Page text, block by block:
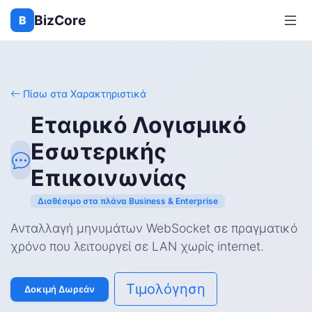
B BizCore
Πίσω στα Χαρακτηριστικά
Εταιρικό Λογισμικό
Εσωτερικής
Επικοινωνίας
Διαθέσιμο στα πλάνα Business & Enterprise
Ανταλλαγή μηνυμάτων WebSocket σε πραγματικό
χρόνο που λειτουργεί σε LAN χωρίς internet.
Δοκιμή Δωρεάν Τιμολόγηση